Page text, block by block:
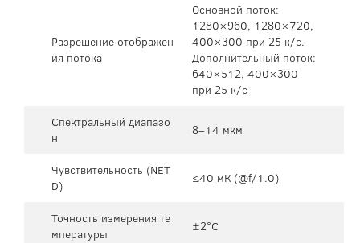
Разрешение отображен
ия потока
Основной поток:
1280×960, 1280×720,
400×300 при 25 к/с.
Дополнительный поток:
640×512, 400×300
при 25 к/с
Спектральный диапазо
н
8–14 мкм
Чувствительность (NET
D)
≤40 мК (@f/1.0)
Точность измерения те
мпературы
±2°C